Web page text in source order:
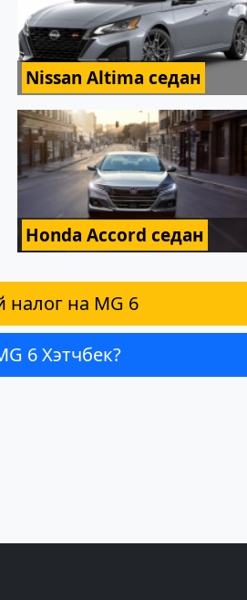
Nissan Altima седан
Honda Accord седан
на MG 6
6 Хэтчбек?